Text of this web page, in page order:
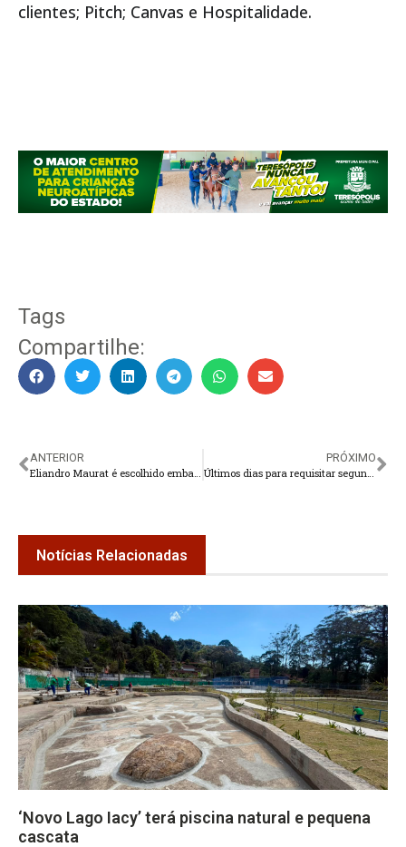
clientes; Pitch; Canvas e Hospitalidade.
Tags
Compartilhe:
ANTERIOR
Eliandro Maurat é escolhido embaixador do Welcome Tomorrow 2018
PRÓXIMO
Últimos dias para requisitar segunda via de título
Notícias Relacionadas
‘Novo Lago Iacy’ terá piscina natural e pequena
cascata